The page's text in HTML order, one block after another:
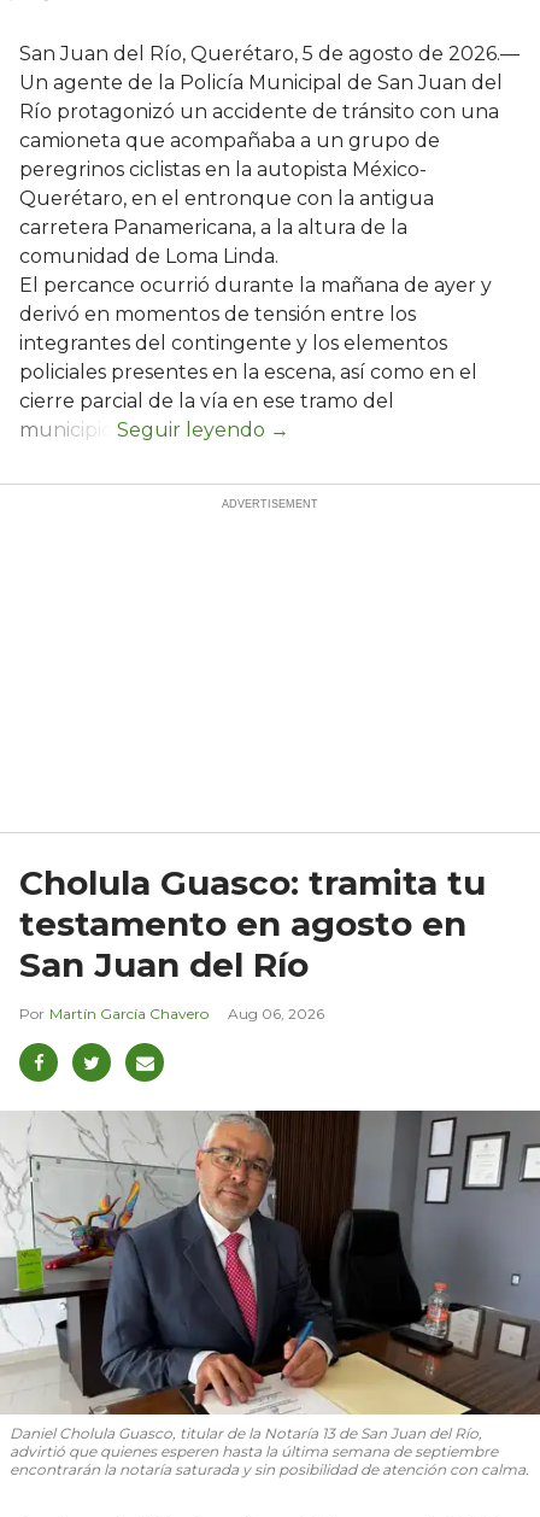
San Juan del Río, Querétaro, 5 de agosto de 2026.—
Un agente de la Policía Municipal de San Juan del
Río protagonizó un accidente de tránsito con una
camioneta que acompañaba a un grupo de
peregrinos ciclistas en la autopista México-
Querétaro, en el entronque con la antigua
carretera Panamericana, a la altura de la
comunidad de Loma Linda.
El percance ocurrió durante la mañana de ayer y
derivó en momentos de tensión entre los
integrantes del contingente y los elementos
policiales presentes en la escena, así como en el
cierre parcial de la vía en ese tramo del
municipio.
Cholula Guasco: tramita tu
testamento en agosto en
San Juan del Río
Martín García Chavero Aug 06, 2026
Daniel Cholula Guasco, titular de la Notaría 13 de San Juan del Río,
advirtió que quienes esperen hasta la última semana de septiembre
encontrarán la notaría saturada y sin posibilidad de atención con calma.